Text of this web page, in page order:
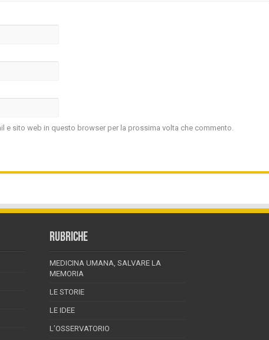
e sito web in questo browser per la prossima volta che commento.
RUBRICHE
MEDICINA UMANA, SALVARE LA
MEMORIA
LE STORIE
LE IDEE
L’OSSERVATORIO